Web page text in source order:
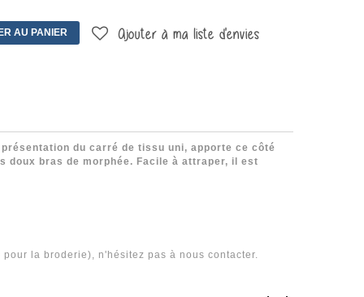
AU PANIER Ajouter à ma liste d'envies
du carré de tissu uni, apporte ce côté
doux bras de morphée. Facile à attraper, il est
la broderie), n'hésitez pas à nous contacter.